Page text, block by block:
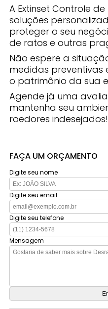
A Extinset Controle
soluções
proteger o seu
de ratos e outras
Não espere a
medidas preventivas
o patrimônio da sua
Agende já uma
mantenha seu
roedores indesejados!
FAÇA UM ORÇAMENTO
Digite seu nome
Digite seu email
Digite seu telefone
Mensagem